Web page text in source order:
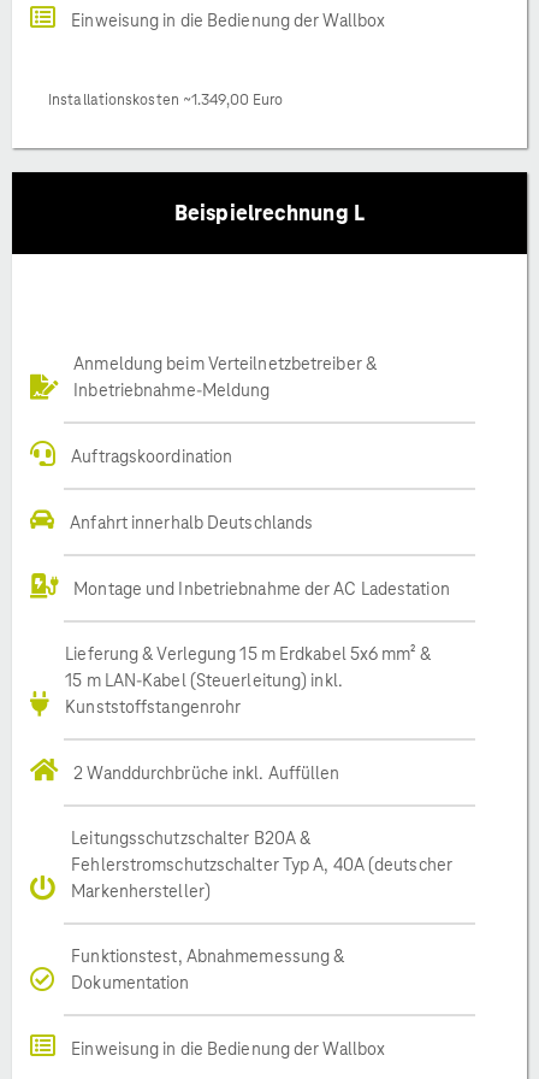
Einweisung in die Bedienung der Wallbox
Installationskosten ~1.349,00 Euro
Beispielrechnung L
Anmeldung beim Verteilnetzbetreiber &
Inbetriebnahme-Meldung
Auftragskoordination
Anfahrt innerhalb Deutschlands
Montage und Inbetriebnahme der AC Ladestation
Lieferung & Verlegung 15 m Erdkabel 5x6 mm² &
15 m LAN-Kabel (Steuerleitung) inkl.
Kunststoffstangenrohr
2 Wanddurchbrüche inkl. Auffüllen
Leitungsschutzschalter B20A &
Fehlerstromschutzschalter Typ A, 40A (deutscher
Markenhersteller)
Funktionstest, Abnahmemessung &
Dokumentation
Einweisung in die Bedienung der Wallbox